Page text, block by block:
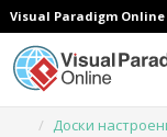
Visual Paradigm Online
Доски